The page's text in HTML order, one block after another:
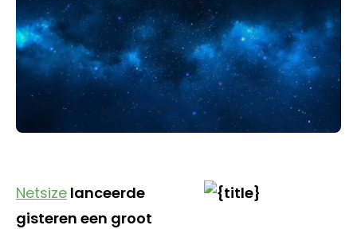
Netsize lanceerde
gisteren een groot